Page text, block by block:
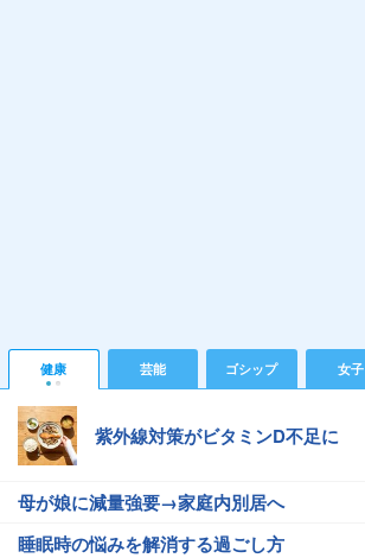
健康 芸能 ゴシップ 女子
紫外線対策がビタミンD不足に
母が娘に減量強要→家庭内別居へ
睡眠時の悩みを解消する過ごし方